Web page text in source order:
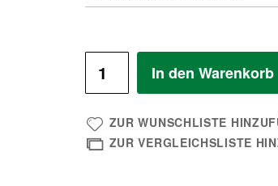
In den Warenkorb
ZUR WUNSCHLISTE
ZUR VERGLEICHSLISTE